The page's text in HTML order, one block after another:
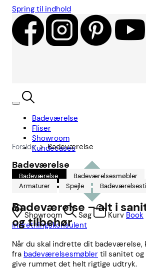
Spring til indhold
Badeværelse
Fliser
Showroom
Kundecases
Showroom Søg Kurv Book
indretningskonsulent
Forside > Badeværelse
Badeværelse
Badeværelse Badeværelsesmøbler
Armaturer
Spejle
Badeværelse – alt i
og tilbehør
Når du skal indrette dit
fra badeværelsesmøbler til sanitet og
give rummet det helt rigtige udtryk.